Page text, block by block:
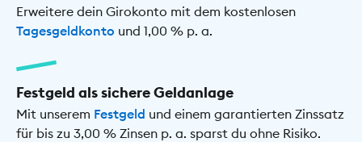
Erweitere dein Girokonto mit dem kostenlosen
Tagesgeldkonto und 1,00 % p. a.
Festgeld als sichere Geldanlage
Mit unserem Festgeld und einem garantierten Zinssatz
für bis zu 3,00 % Zinsen p. a. sparst du ohne Risiko.